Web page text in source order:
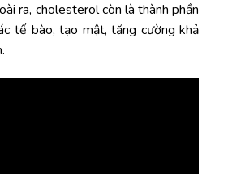
ra, cholesterol còn là thành phần
tế bào, tạo mật, tăng cường khả